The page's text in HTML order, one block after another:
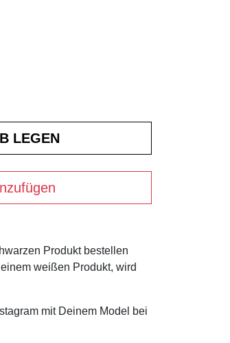
Produkt bestellen
weißen Produkt, wird
mit Deinem Model bei